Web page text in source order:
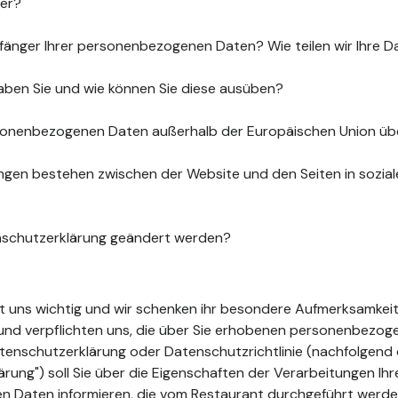
Ihrer personenbezogenen Daten? Wie teilen wir Ihre
Sie und wie können Sie diese ausüben?
Daten außerhalb der Europäischen Union
bestehen zwischen der Website und den Seiten in
geändert werden?
uns wichtig und wir schenken ihr besondere
verpflichten uns, die über Sie erhobenen
oder Datenschutzrichtlinie (nachfolgend
soll Sie über die Eigenschaften der Verarbeitungen
Daten informieren, die vom Restaurant durchgeführt